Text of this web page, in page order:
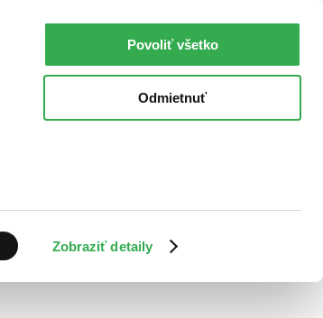
Zobraziť detaily
Povoliť všetko
Odmietnuť